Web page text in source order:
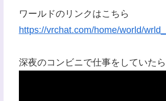
ワールドのリンクはこちら
https://vrchat.com/home/world/
深夜のコンビニで仕事をしていた